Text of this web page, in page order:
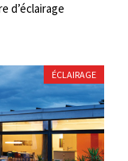
d’éclairage
ÉCLAIRAGE